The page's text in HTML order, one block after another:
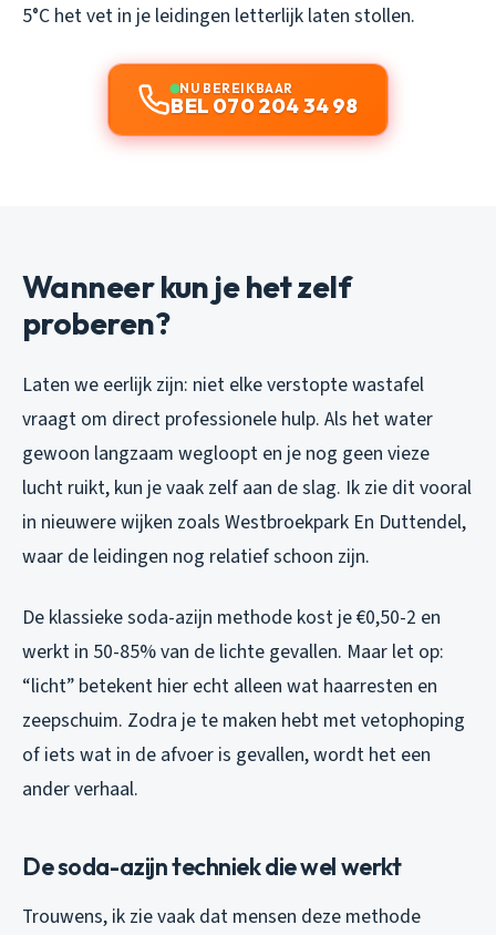
5°C het vet in je leidingen letterlijk laten stollen.
NU BEREIKBAAR
BEL 070 204 34 98
Wanneer kun je het zelf
proberen?
Laten we eerlijk zijn: niet elke verstopte wastafel
vraagt om direct professionele hulp. Als het water
gewoon langzaam wegloopt en je nog geen vieze
lucht ruikt, kun je vaak zelf aan de slag. Ik zie dit vooral
in nieuwere wijken zoals Westbroekpark En Duttendel,
waar de leidingen nog relatief schoon zijn.
De klassieke soda-azijn methode kost je €0,50-2 en
werkt in 50-85% van de lichte gevallen. Maar let op:
“licht” betekent hier echt alleen wat haarresten en
zeepschuim. Zodra je te maken hebt met vetophoping
of iets wat in de afvoer is gevallen, wordt het een
ander verhaal.
De soda-azijn techniek die wel werkt
Trouwens, ik zie vaak dat mensen deze methode